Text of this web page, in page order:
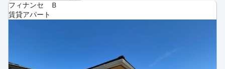
フィナンセ Ｂ
賃貸アパート